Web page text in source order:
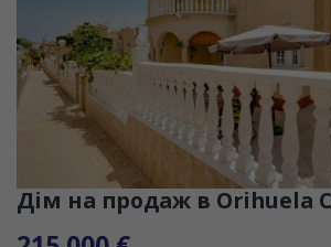
Дім на продаж в Orihuela